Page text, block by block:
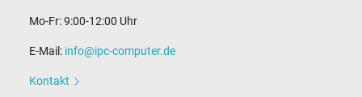
Mo-Fr: 9:00-12:00 Uhr
E-Mail: info@ipc-computer.de
Kontakt